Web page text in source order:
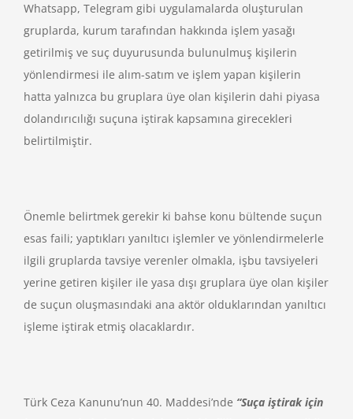
Whatsapp, Telegram gibi uygulamalarda oluşturulan
gruplarda, kurum tarafından hakkında işlem yasağı
getirilmiş ve suç duyurusunda bulunulmuş kişilerin
yönlendirmesi ile alım-satım ve işlem yapan kişilerin
hatta yalnızca bu gruplara üye olan kişilerin dahi piyasa
dolandırıcılığı suçuna iştirak kapsamına girecekleri
belirtilmiştir.
Önemle belirtmek gerekir ki bahse konu bültende suçun
esas faili; yaptıkları yanıltıcı işlemler ve yönlendirmelerle
ilgili gruplarda tavsiye verenler olmakla, işbu tavsiyeleri
yerine getiren kişiler ile yasa dışı gruplara üye olan kişiler
de suçun oluşmasındaki ana aktör olduklarından yanıltıcı
işleme iştirak etmiş olacaklardır.
Türk Ceza Kanunu’nun 40. Maddesi’nde “Suça iştirak için